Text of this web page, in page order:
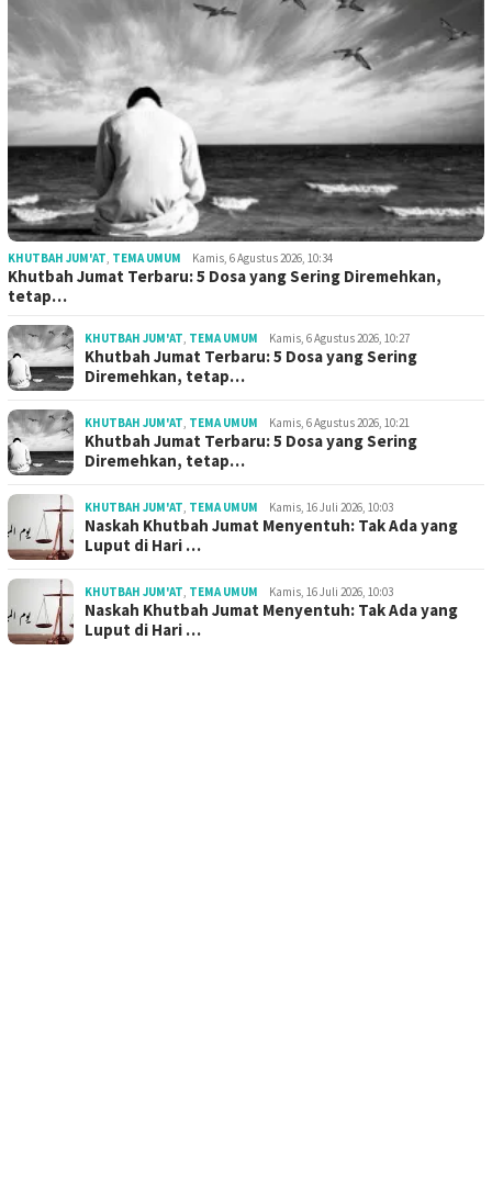
KHUTBAH JUM'AT, TEMA UMUM Kamis, 6 Agustus 2026, 10:34
Khutbah Jumat Terbaru: 5 Dosa yang Sering Diremehkan,
tetap…
KHUTBAH JUM'AT, TEMA UMUM Kamis, 6 Agustus 2026, 10:27
Khutbah Jumat Terbaru: 5 Dosa yang Sering
Diremehkan, tetap…
KHUTBAH JUM'AT, TEMA UMUM Kamis, 6 Agustus 2026, 10:21
Khutbah Jumat Terbaru: 5 Dosa yang Sering
Diremehkan, tetap…
KHUTBAH JUM'AT, TEMA UMUM Kamis, 16 Juli 2026, 10:03
Naskah Khutbah Jumat Menyentuh: Tak Ada yang
Luput di Hari …
KHUTBAH JUM'AT, TEMA UMUM Kamis, 16 Juli 2026, 10:03
Naskah Khutbah Jumat Menyentuh: Tak Ada yang
Luput di Hari …